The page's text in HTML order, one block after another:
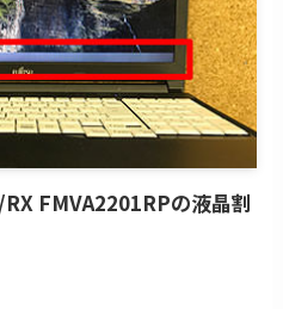
FMVA2201RPの液晶割